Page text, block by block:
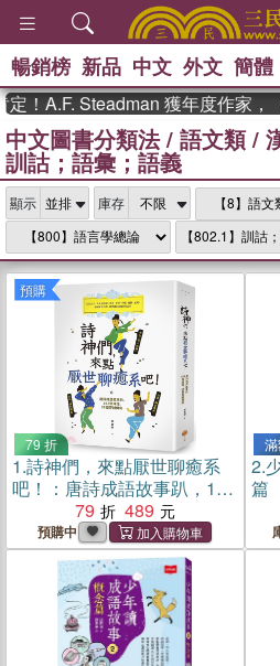
熱搜：
、
史是一群
獎 臺灣
登輝時代
偉大的
暢銷榜 新品 中文 外文 簡體
Steadman 獲年度作家，《史坎
中文圖書分類法/ 語文類/
訓詁；語彙；語義
顯示 庫存
預購
79 折
1.詩神們，來點厭世聊癒系
吧！：唐詩成語故事趴，143
個成語，99篇穿越傳奇
79 489
預購中
2.
篇